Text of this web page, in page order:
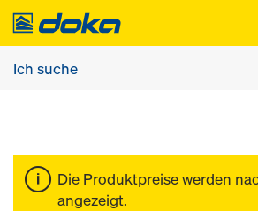
Die Produktpreise werden
angezeigt.